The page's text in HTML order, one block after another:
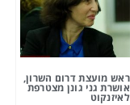
ראש מועצת דרום השרון,
אושרת גני גונן מצטרפת
לאיזנקוט